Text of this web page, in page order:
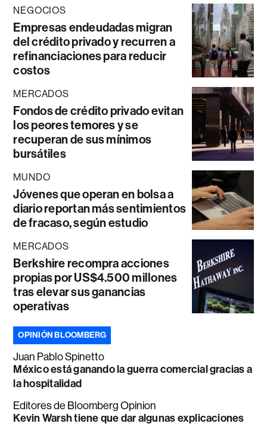
NEGOCIOS
Empresas endeudadas migran
del crédito privado y recurren a
refinanciaciones para reducir
costos
MERCADOS
Fondos de crédito privado evitan
los peores temores y se
recuperan de sus mínimos
bursátiles
MUNDO
Jóvenes que operan en bolsa a
diario reportan más sentimientos
de fracaso, según estudio
MERCADOS
Berkshire recompra acciones
propias por US$4.500 millones
tras elevar sus ganancias
operativas
OPINIÓN BLOOMBERG
Juan Pablo Spinetto
México está ganando la guerra comercial gracias a
la hospitalidad
Editores de Bloomberg Opinion
Kevin Warsh tiene que dar algunas explicaciones